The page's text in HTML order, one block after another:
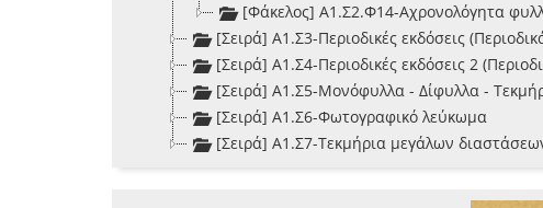
[Φάκελος] Α1.Σ2.Φ14-Αχρονολόγητα
[Σειρά] Α1.Σ3-Περιοδικές εκδόσεις
[Σειρά] Α1.Σ4-Περιοδικές εκδόσεις 2
[Σειρά] Α1.Σ5-Μονόφυλλα - Δίφυλλα -
[Σειρά] Α1.Σ6-Φωτογραφικό λεύκωμα
[Σειρά] Α1.Σ7-Τεκμήρια μεγάλων